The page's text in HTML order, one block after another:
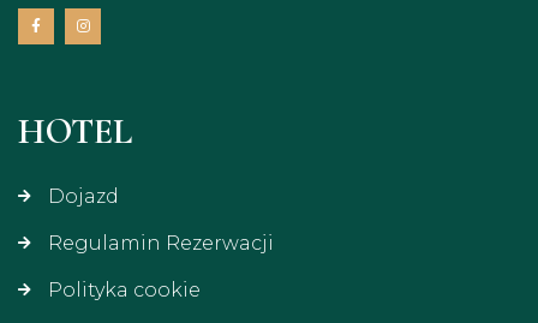
HOTEL
Dojazd
Regulamin Rezerwacji
Polityka cookie